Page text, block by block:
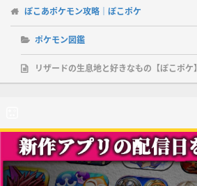
ぽこあポケモン攻略｜ぽこポケ
ポケモン図鑑
リザードの生息地と好きなもの【ぽこポケ】